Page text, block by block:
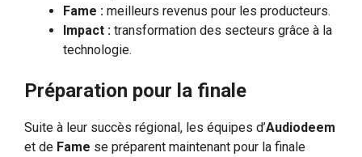
Fame : meilleurs revenus pour les producteurs.
Impact : transformation des secteurs grâce à la
technologie.
Préparation pour la finale
Suite à leur succès régional, les équipes d’Audiodeem
et de Fame se préparent maintenant pour la finale